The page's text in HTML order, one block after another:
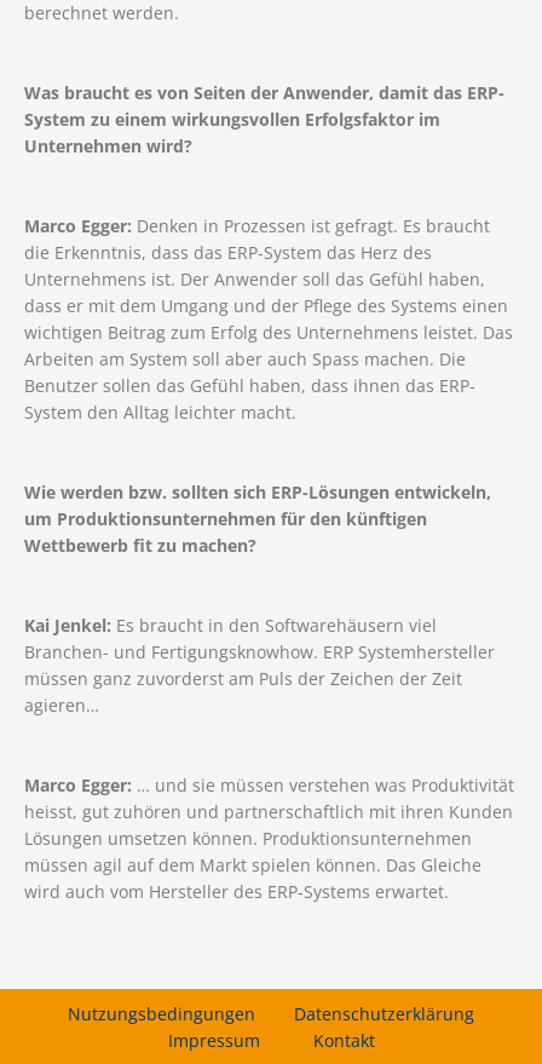
berechnet werden.
Was braucht es von Seiten der Anwender, damit das ERP-
System zu einem wirkungsvollen Erfolgsfaktor im
Unternehmen wird?
Marco Egger: Denken in Prozessen ist gefragt. Es braucht
die Erkenntnis, dass das ERP-System das Herz des
Unternehmens ist. Der Anwender soll das Gefühl haben,
dass er mit dem Umgang und der Pflege des Systems einen
wichtigen Beitrag zum Erfolg des Unternehmens leistet. Das
Arbeiten am System soll aber auch Spass machen. Die
Benutzer sollen das Gefühl haben, dass ihnen das ERP-
System den Alltag leichter macht.
Wie werden bzw. sollten sich ERP-Lösungen entwickeln,
um Produktionsunternehmen für den künftigen
Wettbewerb fit zu machen?
Kai Jenkel: Es braucht in den Softwarehäusern viel
Branchen- und Fertigungsknowhow. ERP Systemhersteller
müssen ganz zuvorderst am Puls der Zeichen der Zeit
agieren…
Marco Egger: … und sie müssen verstehen was Produktivität
heisst, gut zuhören und partnerschaftlich mit ihren Kunden
Lösungen umsetzen können. Produktionsunternehmen
müssen agil auf dem Markt spielen können. Das Gleiche
wird auch vom Hersteller des ERP-Systems erwartet.
Nutzungsbedingungen
Datenschutzerklärung
Impressum
Kontakt